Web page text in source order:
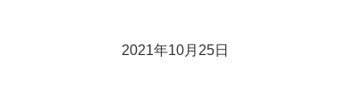
2021年10月25日